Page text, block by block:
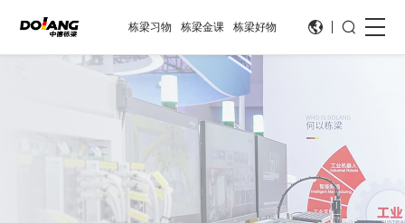
栋梁习物 栋梁金课 栋梁好物